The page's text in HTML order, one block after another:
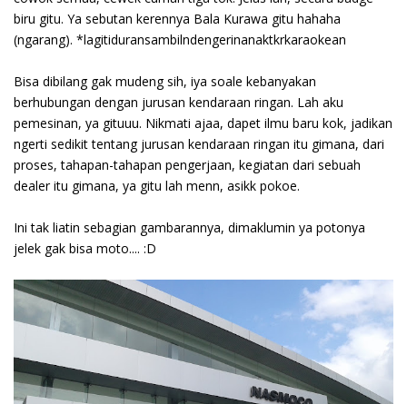
biru gitu. Ya sebutan kerennya Bala Kurawa gitu hahaha
(ngarang). *lagitiduransambilndengerinanaktkrkaraokean
Bisa dibilang gak mudeng sih, iya soale kebanyakan
berhubungan dengan jurusan kendaraan ringan. Lah aku
pemesinan, ya gituuu. Nikmati ajaa, dapet ilmu baru kok, jadikan
ngerti sedikit tentang jurusan kendaraan ringan itu gimana, dari
proses, tahapan-tahapan pengerjaan, kegiatan dari sebuah
dealer itu gimana, ya gitu lah menn, asikk pokoe.
Ini tak liatin sebagian gambarannya, dimaklumin ya potonya
jelek gak bisa moto.... :D